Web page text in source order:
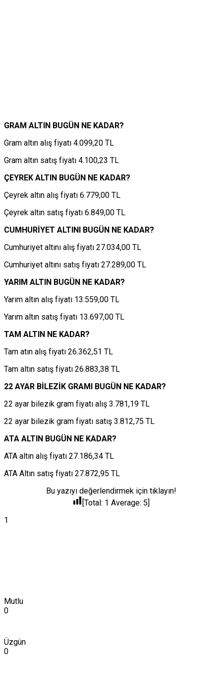
GRAM ALTIN BUGÜN NE KADAR?
Gram altın alış fiyatı 4.099,20 TL
Gram altın satış fiyatı 4.100,23 TL
ÇEYREK ALTIN BUGÜN NE KADAR?
Çeyrek altın alış fiyatı 6.779,00 TL
Çeyrek altın satış fiyatı 6.849,00 TL
CUMHURİYET ALTINI BUGÜN NE KADAR?
Cumhuriyet altını alış fiyatı 27.034,00 TL
Cumhuriyet altını satış fiyatı 27.289,00 TL
YARIM ALTIN BUGÜN NE KADAR?
Yarım altın alış fiyatı 13.559,00 TL
Yarım altın satış fiyatı 13.697,00 TL
TAM ALTIN NE KADAR?
Tam atın alış fiyatı 26.362,51 TL
Tam altın satış fiyatı 26.883,38 TL
22 AYAR BİLEZİK GRAMI BUGÜN NE KADAR?
22 ayar bilezik gram fiyatı alış 3.781,19 TL
22 ayar bilezik gram fiyatı satış 3.812,75 TL
ATA ALTIN BUGÜN NE KADAR?
ATA altın alış fiyatı 27.186,34 TL
ATA Altın satış fiyatı 27.872,95 TL
Bu yazıyı değerlendirmek için tıklayın!
[Total: 1 Average: 5]
1
Mutlu
0
Üzgün
0